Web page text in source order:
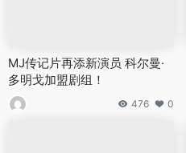
MJ传记片再添新演员 科尔曼·
多明戈加盟剧组！
476 0